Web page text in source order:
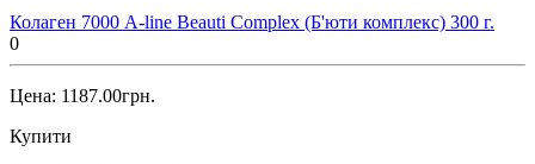
Колаген 7000 A-line Beauti Complex (Б'юти комплекс) 300 г.
0
Цена: 1187.00грн.
Купити